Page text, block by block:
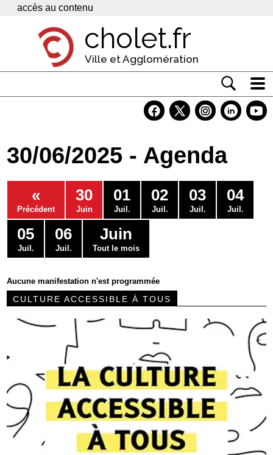
Panneau de gestion des cookies
accès au contenu
cholet.fr
Ville et Agglomération
Economie
Services
Contacts
30/06/2025 - Agenda
«
Précédent
30
Juin
01
Juil.
02
Juil.
03
Juil.
04
Juil.
05
Juil.
06
Juil.
Juin
Tout le mois
Aucune manifestation n'est programmée
CULTURE ACCESSIBLE À TOUS